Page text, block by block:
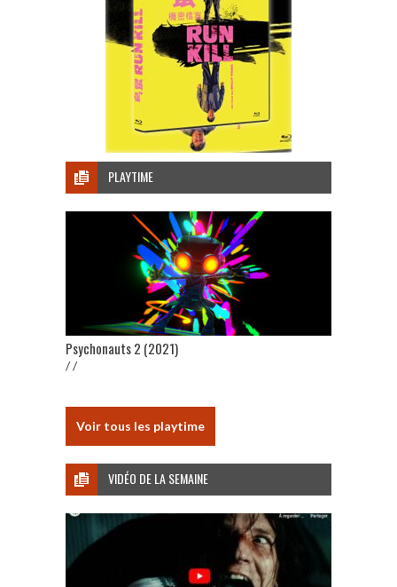
PLAYTIME
Psychonauts 2 (2021)
/ /
Voir tous les playtime
VIDÉO DE LA SEMAINE